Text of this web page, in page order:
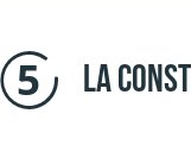
La